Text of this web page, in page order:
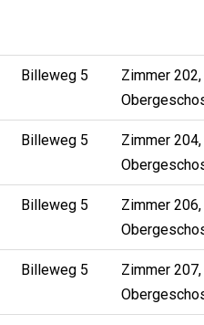
Billeweg 5
Zimmer 202,
Billeweg 5
Zimmer 204,
Billeweg 5
Zimmer 206,
Billeweg 5
Zimmer 207,